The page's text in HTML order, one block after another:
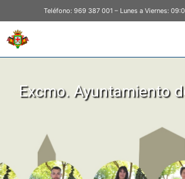
Teléfono: 969 387 001 – Lunes a Viernes:
Excmo. Ayuntamiento